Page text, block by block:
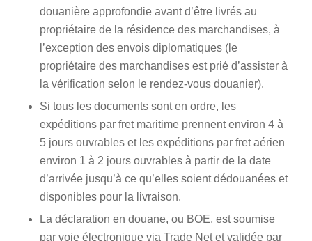
douanière approfondie avant d’être livrés au
propriétaire de la résidence des marchandises, à
l’exception des envois diplomatiques (le
propriétaire des marchandises est prié d’assister à
la vérification selon le rendez-vous douanier).
Si tous les documents sont en ordre, les
expéditions par fret maritime prennent environ 4 à
5 jours ouvrables et les expéditions par fret aérien
environ 1 à 2 jours ouvrables à partir de la date
d’arrivée jusqu’à ce qu’elles soient dédouanées et
disponibles pour la livraison.
La déclaration en douane, ou BOE, est soumise
par voie électronique via Trade Net et validée par